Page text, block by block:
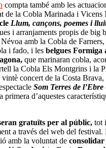
compta també amb les
de la Cobla Marinada i Vicens
Llum, cançons, poemes i
i arranjaments propis de big
amb la Cobla de
i fado, i les belgues Formiga
que marinaran cobla,
la Cobla Els Montgrins i la
concert de la Costa
Som Terres de l’Ebre
primera d’aquestes
gratuïts per al públic, tot
a través del web del festival.
amb la voluntat de